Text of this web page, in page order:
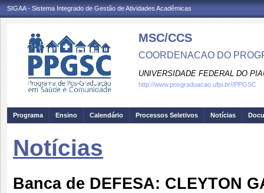
SIGAA - Sistema Integrado de Gestão de Atividades Acadêmicas
MSC/CCS
COORDENACAO DO
UNIVERSIDADE FEDERAL DO
http://www.posgraduacao.ufpi.br//PPGSC
Programa Ensino Calendário Processos Seletivos Notícias
Notícias
Banca de DEFESA: CLEYTON